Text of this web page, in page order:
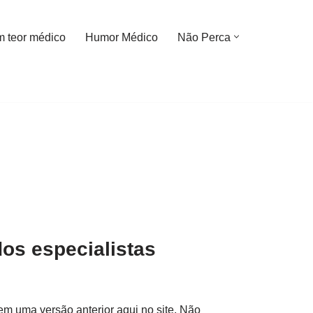
teor médico Humor Médico Não Perca
especialistas
uma versão anterior aqui no site. Não